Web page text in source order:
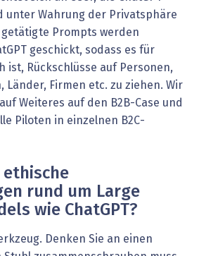
unter Wahrung der Privatsphäre
Prompts werden
geschickt, sodass es für
ist, Rückschlüsse auf Personen,
Länder, Firmen etc. zu ziehen. Wir
Weiteres auf den B2B-Case und
Piloten in einzelnen B2C-
ethische
rund um Large
wie ChatGPT?
Denken Sie an einen